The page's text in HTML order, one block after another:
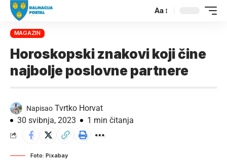
Aa
MAGAZIN
Horoskopski znakovi koji čine
najbolje poslovne partnere
Napisao Tvrtko Horvat
30 svibnja, 2023
1 min čitanja
Foto: Pixabay